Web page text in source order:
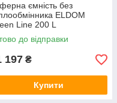
ємність без
ELDOM
Line 200 L
до відправки
197 ₴
Купити